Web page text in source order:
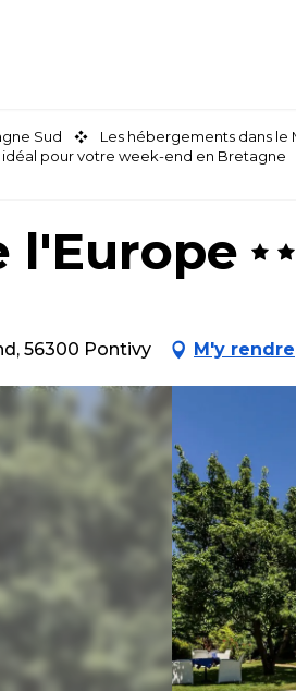
Sud Les hébergements dans le
idéal pour votre week-end en Bretagne
l'Europe
56300 Pontivy M'y rendre